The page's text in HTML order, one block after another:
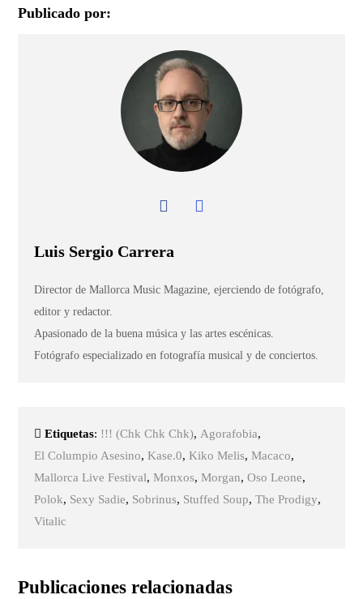
Publicado por:
Luis Sergio Carrera
Director de Mallorca Music Magazine, ejerciendo de fotógrafo,
editor y redactor.
Apasionado de la buena música y las artes escénicas.
Fotógrafo especializado en fotografía musical y de conciertos.
Etiquetas: !!! (Chk Chk Chk), Agorafobia,
El Columpio Asesino,Kase.0,Kiko Melis,Macaco,
Mallorca Live Festival,Monxos,Morgan,Oso Leone,
Polok, Sexy Sadie, Sobrinus, Stuffed Soup,The Prodigy,
Vitalic
Publicaciones relacionadas